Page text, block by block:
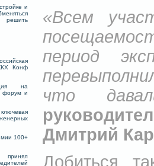
и
решить
Конф
на
форум и
100+
принял
«Всем
период
что
Дмитрий
Добиться